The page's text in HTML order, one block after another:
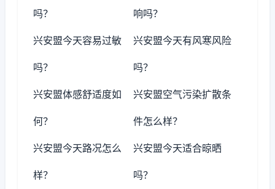
吗？ 响吗？
兴安盟今天容易过敏
吗？
兴安盟今天有风寒风险
吗？
兴安盟体感舒适度如
何？
兴安盟空气污染扩散条
件怎么样？
兴安盟今天路况怎么
样？
兴安盟今天适合晾晒
吗？